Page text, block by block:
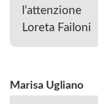
l’attenzione
Loreta Failoni
Marisa Ugliano